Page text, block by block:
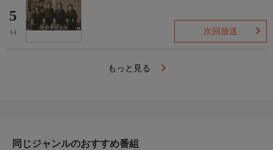
5
(-) 次回放送
もっと見る
同じジャンルのおすすめ番組